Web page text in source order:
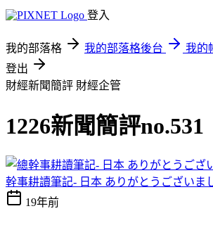
登入
我的部落格 我的部落格後台
我的
登出
財經新聞簡評 財經企管
1226新聞簡評no.531
幹事耕讀筆記- 日本 ありがとうございま
19年前